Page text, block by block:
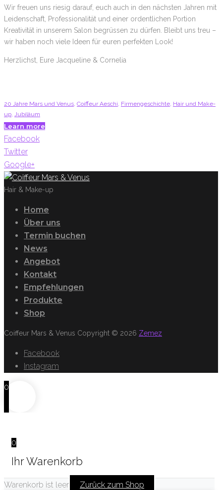
Wir freuen uns riesig darauf, euch auch in den nächsten Jahren mit
Leidenschaft, Professionalität und einer ordentlichen Portion
Kreativität in unserem Salon begrüssen zu dürfen. Bleibt uns treu –
wir haben noch viele Ideen für euren perfekten Look!
Herzlichst, Eure Jacqueline & Cornelia
20 Jahre Mars und Venus, Coiffeur Aeschi, Firmengeschichte, Hair und Make-
up, Jubiläum
Learn more
Facebook
Twitter
Google+
Hair & Make-up
Home
Über uns
Termin buchen
News
Angebot
Kontakt
Empfehlungen
Produkte
Shop
Coiffeur Mars & Venus Copyright © 2026 Zemez
Facebook
Instagram
0
0
Ihr Warenkorb
Warenkorb ist leer Zurück zum Shop